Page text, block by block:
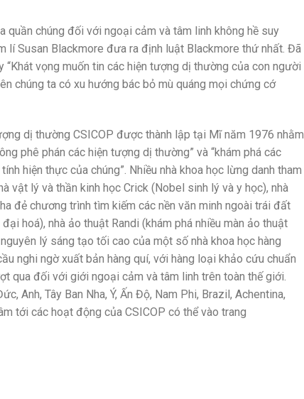
chúng đối với ngoại cảm và tâm linh không hề suy
Susan Blackmore đưa ra định luật Blackmore thứ nhất. Đã
vọng muốn tin các hiện tượng dị thường của con người
chúng ta có xu hướng bác bỏ mù quáng mọi chứng cớ
dị thường CSICOP được thành lập tại Mĩ năm 1976 nhằm
phê phán các hiện tượng dị thường” và “khám phá các
hiện thực của chúng”. Nhiều nhà khoa học lừng danh tham
vật lý và thần kinh học Crick (Nobel sinh lý và y học), nhà
đẻ chương trình tìm kiếm các nền văn minh ngoài trái đất
hoá), nhà ảo thuật Randi (khám phá nhiều màn ảo thuật
lý sáng tạo tối cao của một số nhà khoa học hàng
nghi ngờ xuất bản hàng quí, với hàng loại khảo cứu chuẩn
qua đối với giới ngoại cảm và tâm linh trên toàn thế giới.
Anh, Tây Ban Nha, Ý, Ấn Độ, Nam Phi, Brazil, Achentina,
tới các hoạt động của CSICOP có thể vào trang